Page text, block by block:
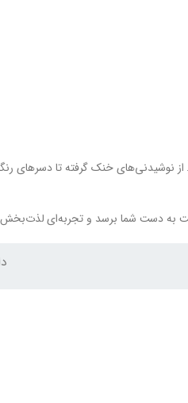
از نوشیدنی‌های خنک گرفته تا دسرهای
به دست شما برسد و تجربه‌ای لذت‌بخش